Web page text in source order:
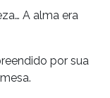
A alma era
por sua